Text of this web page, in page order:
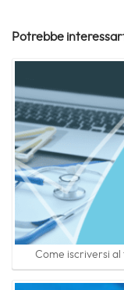
Potrebbe
Come iscriversi